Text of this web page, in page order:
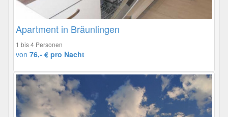
Apartment in Bräunlingen
1 bis 4 Personen
von 76,- € pro Nacht